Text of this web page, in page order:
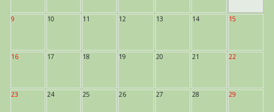
9 10 11 12 13 14 15
16 17 18 19 20 21 22
23 24 25 26 27 28 29